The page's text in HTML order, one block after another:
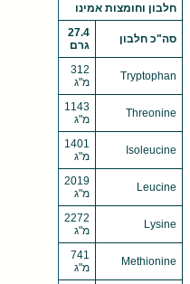
חלבון וחומצות אמינו
סה"כ חלבון
27.4
גרם
Tryptophan
312
מ"ג
Threonine
1143
מ"ג
Isoleucine
1401
מ"ג
Leucine
2019
מ"ג
Lysine
2272
מ"ג
Methionine
741
מ"ג